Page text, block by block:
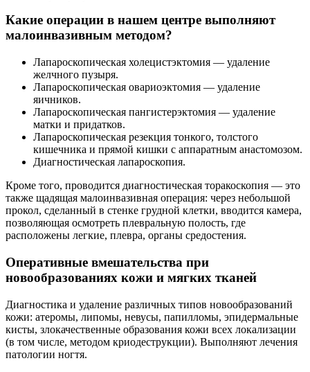
Какие операции в нашем центре выполняют
малоинвазивным методом?
Лапароскопическая холецистэктомия — удаление
желчного пузыря.
Лапароскопическая овариоэктомия — удаление
яичников.
Лапароскопическая пангистерэктомия — удаление
матки и придатков.
Лапароскопическая резекция тонкого, толстого
кишечника и прямой кишки с аппаратным анастомозом.
Диагностическая лапароскопия.
Кроме того, проводится диагностическая торакоскопия — это
также щадящая малоинвазивная операция: через небольшой
прокол, сделанный в стенке грудной клетки, вводится камера,
позволяющая осмотреть плевральную полость, где
расположены легкие, плевра, органы средостения.
Оперативные вмешательства при
новообразованиях кожи и мягких тканей
Диагностика и удаление различных типов новообразований
кожи: атеромы, липомы, невусы, папилломы, эпидермальные
кисты, злокачественные образования кожи всех локализации
(в том числе, методом криодеструкции). Выполняют лечения
патологии ногтя.